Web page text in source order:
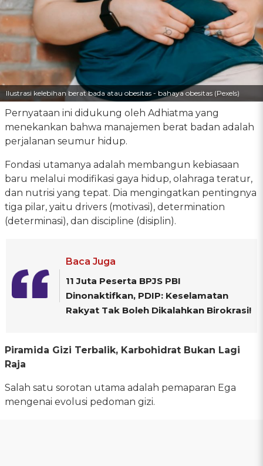
Ilustrasi kelebihan berat bada atau obesitas - bahaya obesitas (Pexels)
Pernyataan ini didukung oleh Adhiatma yang
menekankan bahwa manajemen berat badan adalah
perjalanan seumur hidup.
Fondasi utamanya adalah membangun kebiasaan
baru melalui modifikasi gaya hidup, olahraga teratur,
dan nutrisi yang tepat. Dia mengingatkan pentingnya
tiga pilar, yaitu drivers (motivasi), determination
(determinasi), dan discipline (disiplin).
Baca Juga
11 Juta Peserta BPJS PBI
Dinonaktifkan, PDIP: Keselamatan
Rakyat Tak Boleh Dikalahkan Birokrasi!
Piramida Gizi Terbalik, Karbohidrat Bukan Lagi
Raja
Salah satu sorotan utama adalah pemaparan Ega
mengenai evolusi pedoman gizi.